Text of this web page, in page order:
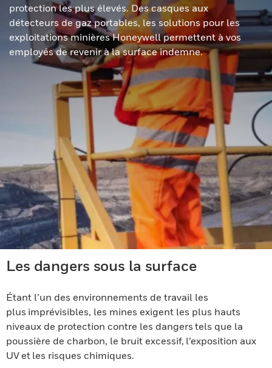
protection les plus élevés. Des casques aux
détecteurs de gaz portables, les solutions pour les
exploitations minières Honeywell permettent à vos
employés de revenir à la surface indemne.
Les dangers sous la surface
Étant l’un des environnements de travail les
plus imprévisibles, les mines exigent les plus hauts
niveaux de protection contre les dangers tels que la
poussière de charbon, le bruit excessif, l’exposition aux
UV et les risques chimiques.